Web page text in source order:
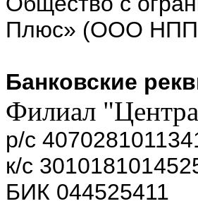
Плюс» (ООО НПП
Банковские
Филиал
р/с
к/с
БИК 044525411